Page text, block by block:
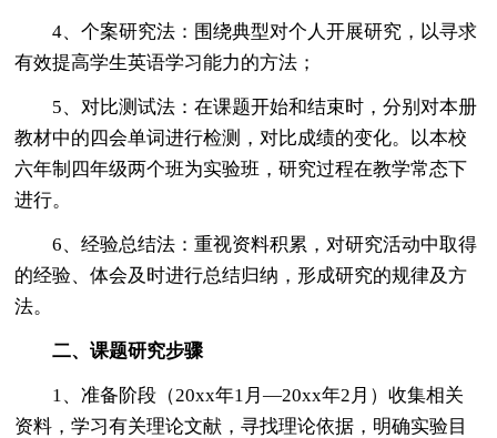
4、个案研究法：围绕典型对个人开展研究，以寻求
有效提高学生英语学习能力的方法；
5、对比测试法：在课题开始和结束时，分别对本册
教材中的四会单词进行检测，对比成绩的变化。以本校
六年制四年级两个班为实验班，研究过程在教学常态下
进行。
6、经验总结法：重视资料积累，对研究活动中取得
的经验、体会及时进行总结归纳，形成研究的规律及方
法。
二、课题研究步骤
1、准备阶段（20xx年1月—20xx年2月）收集相关
资料，学习有关理论文献，寻找理论依据，明确实验目